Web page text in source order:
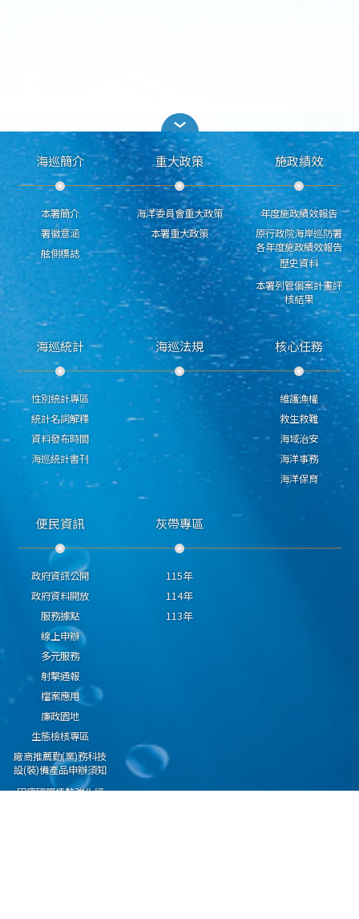
海巡簡介
本署簡介
署徽意涵
舷側標誌
重大政策
海洋委員會重大政策
本署重大政策
施政績效
年度施政績效報告
原行政院海岸巡防署
各年度施政績效報告
歷史資料
本署列管個案計畫評
核結果
海巡統計
性別統計專區
統計名詞解釋
資料發布時間
海巡統計書刊
海巡法規 核心任務
維護漁權
救生救難
海域治安
海洋事務
海洋保育
便民資訊
政府資訊公開
政府資料開放
服務據點
線上申辦
多元服務
射擊通報
檔案應用
廉政園地
生態檢核專區
廠商推薦勤(業)務科技
設(裝)備產品申辦須知
因應國際情勢強化經
灰帶專區
115年
114年
113年